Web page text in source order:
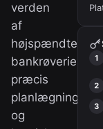
verden
af
højspændte
bankrøverier,
præcis
planlægning
og